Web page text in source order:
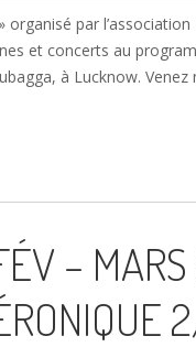
par
et concerts au
à Lucknow.
–